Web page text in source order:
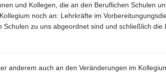
und Kollegen, die an den Beruflichen Schulen
noch an: Lehrkräfte im
zu uns abgeordnet sind und schließlich die
anderem auch an den Veränderungen im